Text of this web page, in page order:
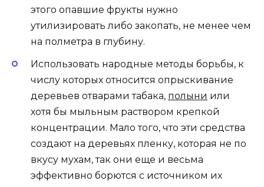
этого опавшие фрукты нужно
утилизировать либо закопать, не менее чем
на полметра в глубину.
Использовать народные методы борьбы, к
числу которых относится опрыскивание
деревьев отварами табака, полыни или
хотя бы мыльным раствором крепкой
концентрации. Мало того, что эти средства
создают на деревьях пленку, которая не по
вкусу мухам, так они еще и весьма
эффективно борются с источником их